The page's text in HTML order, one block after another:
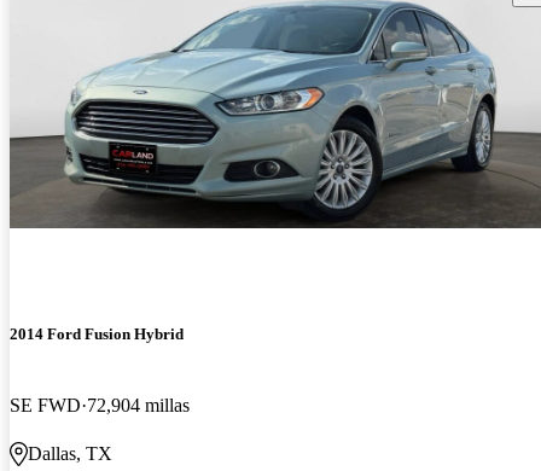
2014 Ford Fusion Hybrid
SE FWD 72,904 millas
Dallas, TX